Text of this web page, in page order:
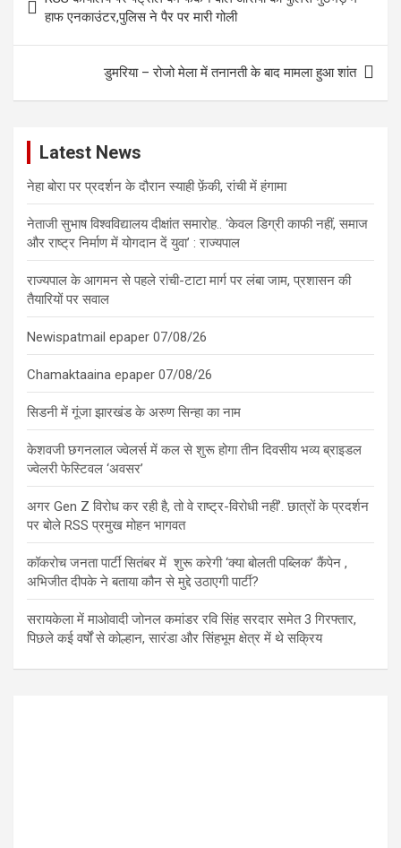
navigation
हाफ एनकाउंटर,पुलिस ने पैर पर मारी गोली
डुमरिया – रोजो मेला में तनानती के बाद मामला हुआ शांत
Latest News
नेहा बोरा पर प्रदर्शन के दौरान स्याही फ़ेंकी, रांची में हंगामा
नेताजी सुभाष विश्वविद्यालय दीक्षांत समारोह.. ‘केवल डिग्री काफी नहीं, समाज
और राष्ट्र निर्माण में योगदान दें युवा’ : राज्यपाल
राज्यपाल के आगमन से पहले रांची-टाटा मार्ग पर लंबा जाम, प्रशासन की
तैयारियों पर सवाल
Newispatmail epaper 07/08/26
Chamaktaaina epaper 07/08/26
सिडनी में गूंजा झारखंड के अरुण सिन्हा का नाम
केशवजी छगनलाल ज्वेलर्स में कल से शुरू होगा तीन दिवसीय भव्य ब्राइडल
ज्वेलरी फेस्टिवल ‘अवसर’
अगर Gen Z विरोध कर रही है, तो वे राष्ट्र-विरोधी नहीं’. छात्रों के प्रदर्शन
पर बोले RSS प्रमुख मोहन भागवत
कॉकरोच जनता पार्टी सितंबर में शुरू करेगी ‘क्या बोलती पब्लिक’ कैंपेन ,
अभिजीत दीपके ने बताया कौन से मुद्दे उठाएगी पार्टी?
सरायकेला में माओवादी जोनल कमांडर रवि सिंह सरदार समेत 3 गिरफ्तार,
पिछले कई वर्षों से कोल्हान, सारंडा और सिंहभूम क्षेत्र में थे सक्रिय